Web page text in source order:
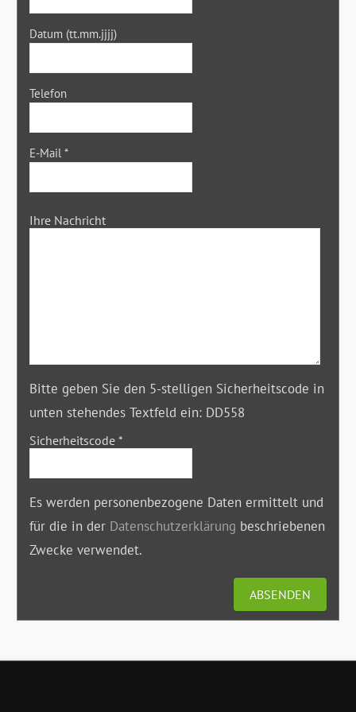
Datum (tt.mm.jjjj)
Telefon
E-Mail*
Ihre Nachricht
Bitte geben Sie den 5-stelligen Sicherheitscode in
unten stehendes Textfeld ein: DD558
Sicherheitscode*
Es werden personenbezogene Daten ermittelt und
für die in der Datenschutzerklärung beschriebenen
Zwecke verwendet.